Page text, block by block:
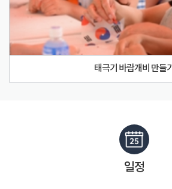
태극기 바람개비 만들기
일정